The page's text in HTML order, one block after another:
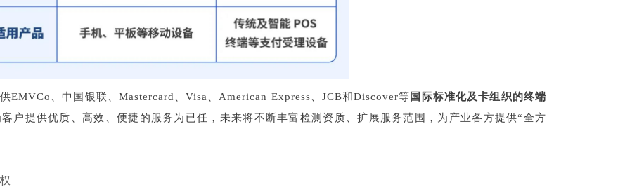
EMVCo、中国银联、Mastercard、Visa、American Express、JCB和Discover等 国际标准化及卡组织的终端
户提供优质、高效、便捷的服务为已任，未来将不断丰富检测资质、扩展服务范围，为产业各方提供“全方